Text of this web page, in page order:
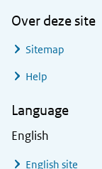
Over deze site
Sitemap
Help
Language
English
English site